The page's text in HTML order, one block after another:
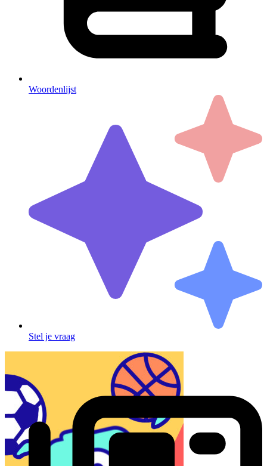
Woordenlijst
Stel je vraag